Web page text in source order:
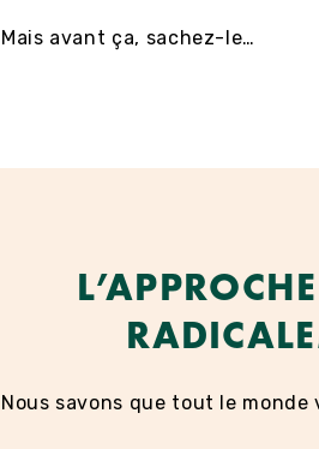
Mais avant ça, sachez-le…
Nous savons que tout le